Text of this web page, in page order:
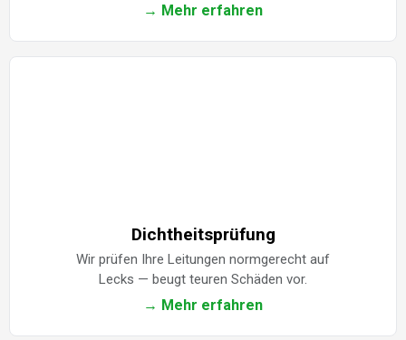
→ Mehr erfahren
Dichtheitsprüfung
Wir prüfen Ihre Leitungen normgerecht auf
Lecks — beugt teuren Schäden vor.
→ Mehr erfahren